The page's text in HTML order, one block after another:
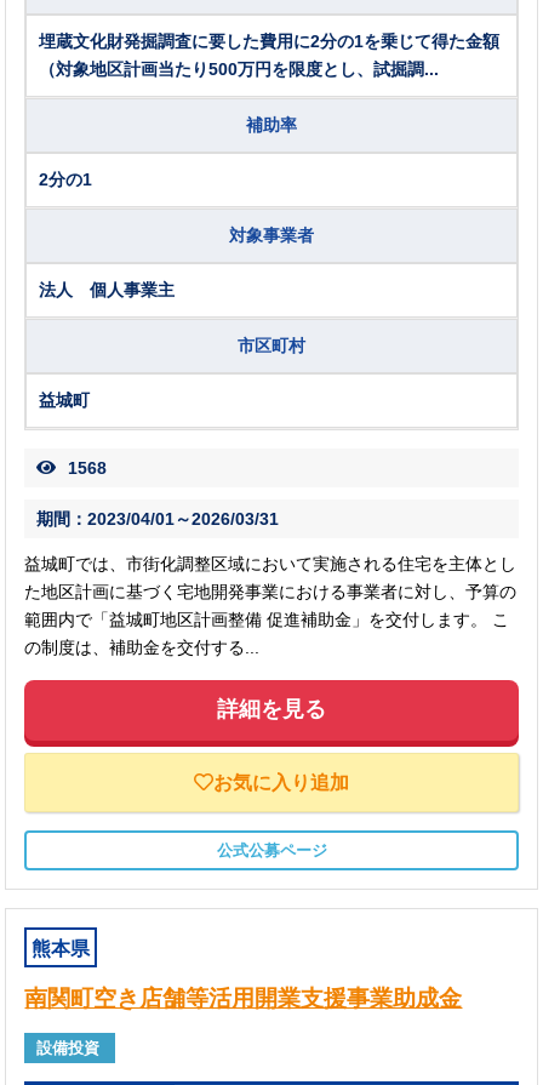
埋蔵文化財発掘調査に要した費用に2分の1を乗じて得た金額
（対象地区計画当たり500万円を限度とし、試掘調...
補助率
2分の1
対象事業者
法人 個人事業主
市区町村
益城町
1568
期間：2023/04/01～2026/03/31
益城町では、市街化調整区域において実施される住宅を主体とし
た地区計画に基づく宅地開発事業における事業者に対し、予算の
範囲内で「益城町地区計画整備 促進補助金」を交付します。 こ
の制度は、補助金を交付する...
詳細を見る
お気に入り追加
公式公募ページ
熊本県
南関町空き店舗等活用開業支援事業助成金
設備投資